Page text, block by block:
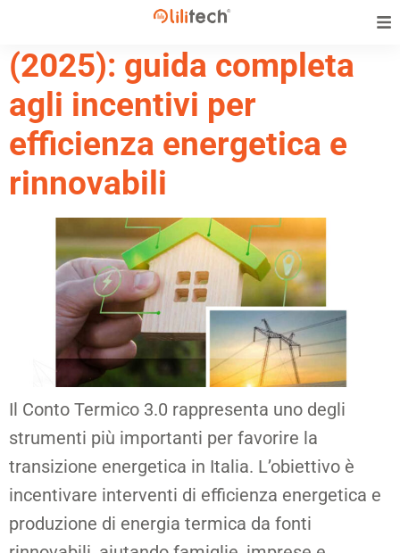
Conto Termico 3.0
(2025): guida completa
agli incentivi per
efficienza energetica e
rinnovabili
Il Conto Termico 3.0 rappresenta uno degli
strumenti più importanti per favorire la
transizione energetica in Italia. L’obiettivo è
incentivare interventi di efficienza energetica e
produzione di energia termica da fonti